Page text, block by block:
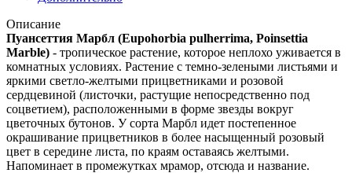
Описание
Пуансеттия Марбл (Eupohorbia pulherrima, Poinsettia
Marble) - тропическое растение, которое неплохо уживается в
комнатных условиях. Растение с темно-зелеными листьями и
яркими светло-желтыми прицветниками и розовой
сердцевиной (листочки, растущие непосредственно под
соцветием), расположенными в форме звезды вокруг
цветочных бутонов. У сорта Марбл идет постепенное
окрашивание прицветников в более насыщенный розовый
цвет в середине листа, по краям оставаясь желтыми.
Напоминает в промежутках мрамор, отсюда и название.